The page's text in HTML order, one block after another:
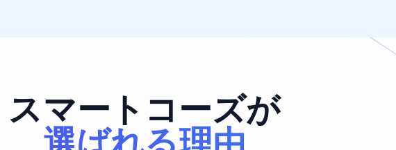
スマートコーズが